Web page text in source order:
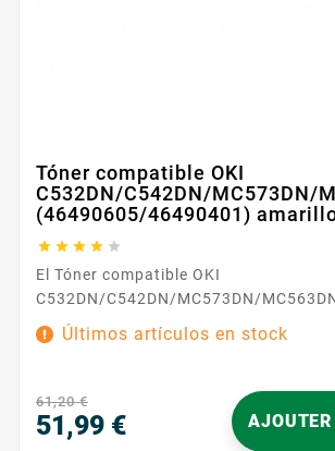
Tóner compatible OKI
C532DN/C542DN/MC573DN/
(46490605/46490401)
    
El Tóner compatible OKI
C532DN/C542DN/MC573DN/
(46490605/46490401) amarillo es una solución
fiable para sus necesidades de
armoniosa con sus impresoras OKI C532DN , C542DN
, MC573DN y MC563DN , ofrece una reproducción
del...
Últimos artículos en stock
61,20 €
51,99 €